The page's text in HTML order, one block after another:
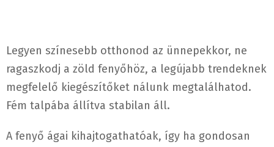
Legyen színesebb otthonod az ünnepekkor, ne
ragaszkodj a zöld fenyőhöz, a legújabb trendeknek
megfelelő kiegészítőket nálunk megtalálhatod.
Fém talpába állítva stabilan áll.
A fenyő ágai kihajtogathatóak, így ha gondosan